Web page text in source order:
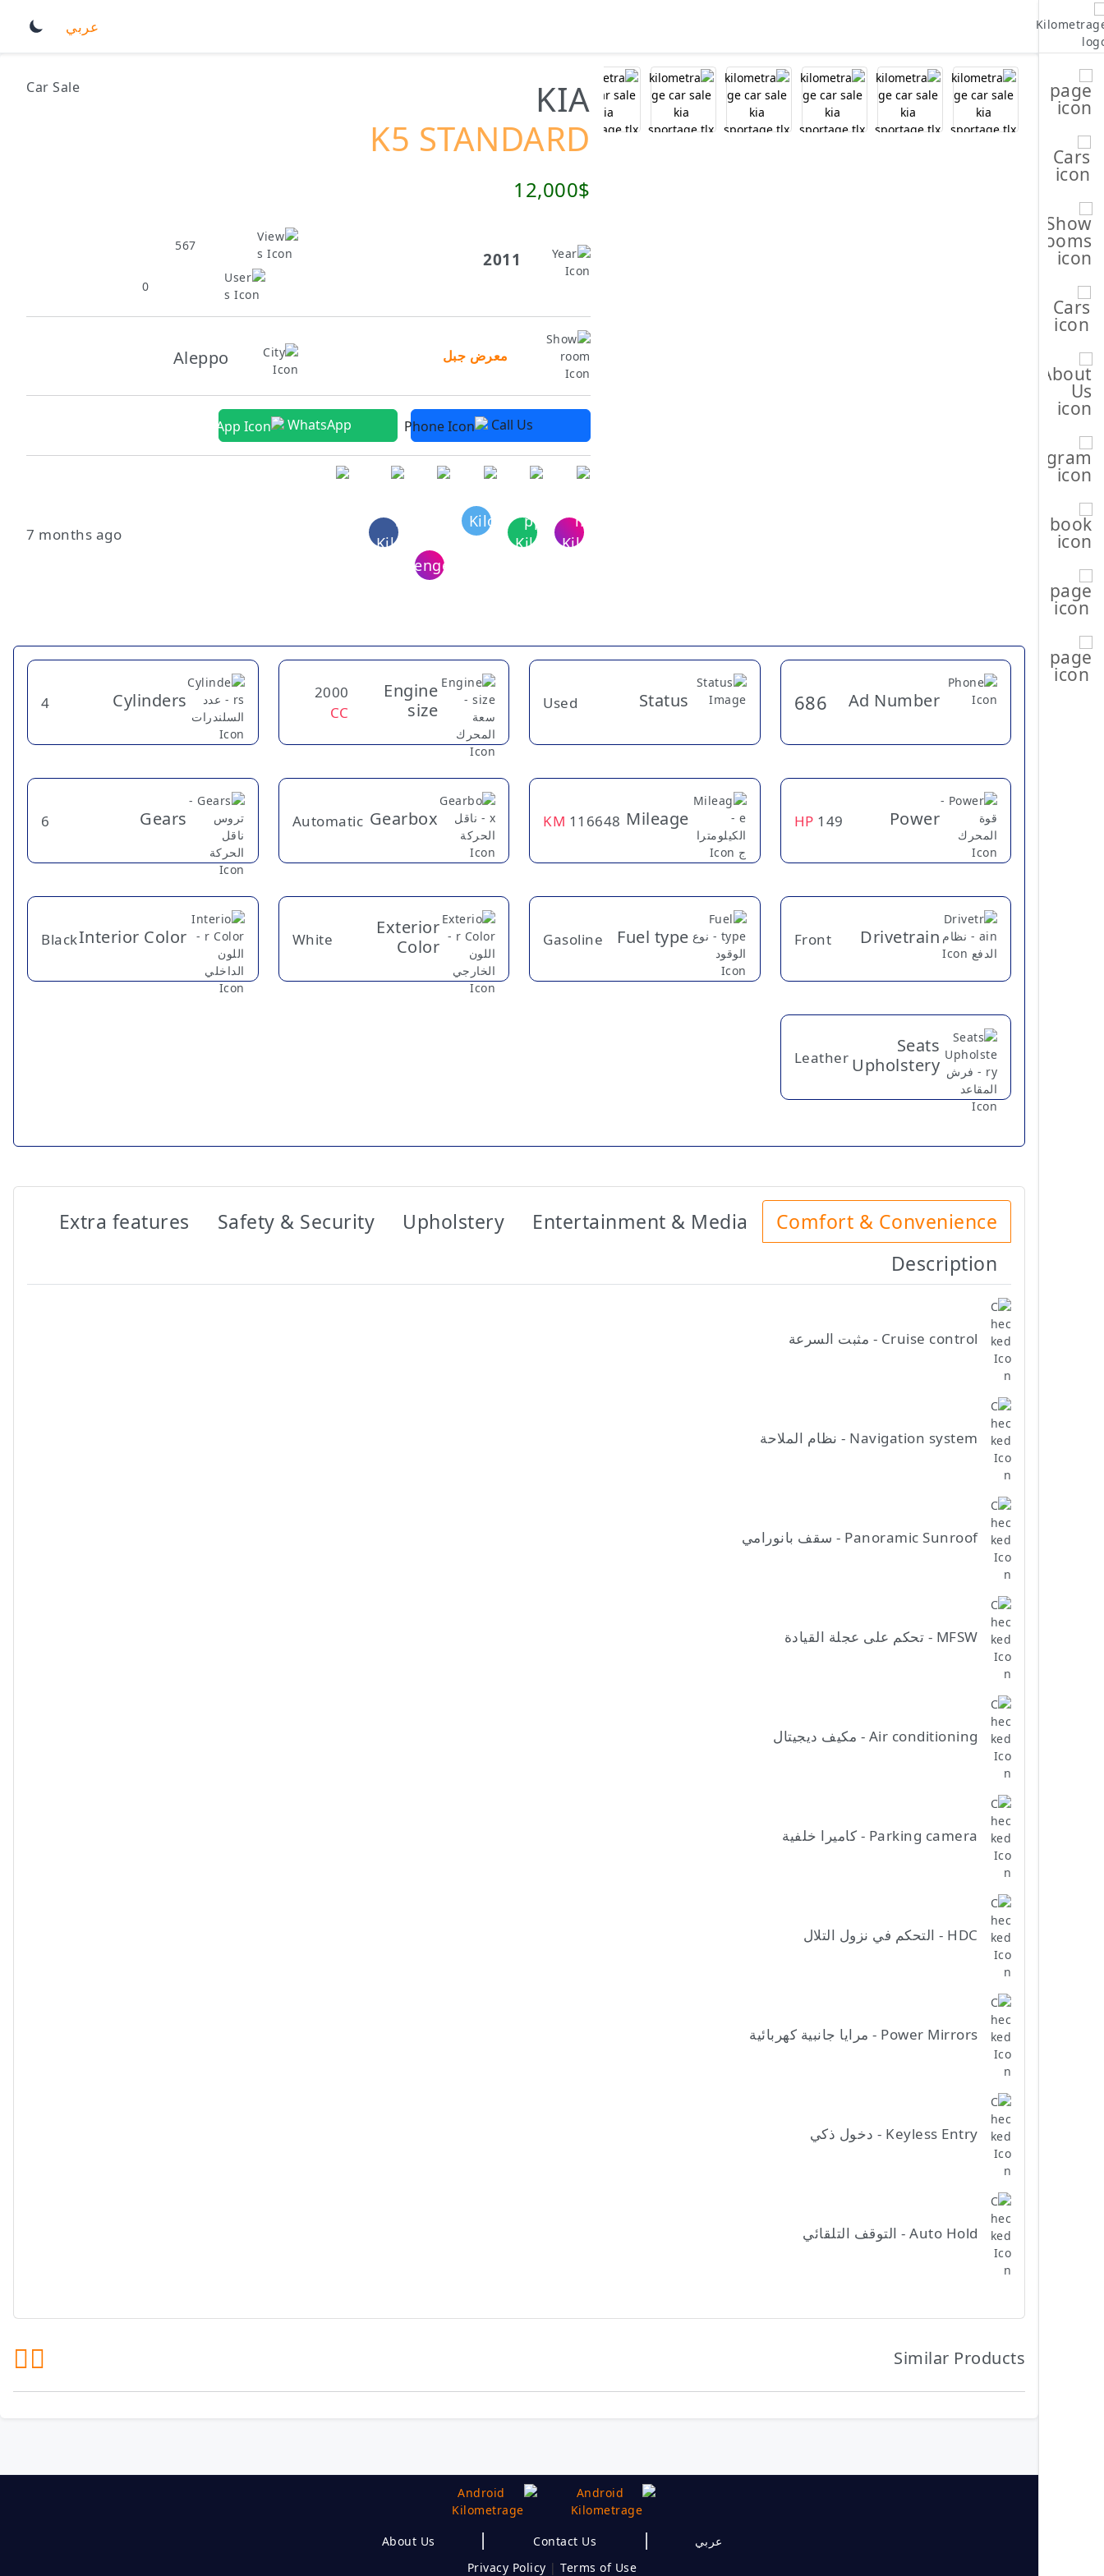
عربي
KIA
Car Sale
K5 STANDARD
12,000$
2011
567
0
معرض جبل Aleppo
Call Us
WhatsApp
7 months ago
Ad Number
686
Status
Used
Engine
size
2000
CC
Cylinders
4
Power
149
HP
Mileage
116648
KM
Gearbox
Automatic
Gears
6
Drivetrain
Front
Fuel type
Gasoline
Exterior
Color
White
Interior Color
Black
Seats
Upholstery
Leather
Comfort & Convenience
Entertainment & Media
Upholstery
Safety & Security
Extra features
Description
Cruise control - مثبت السرعة
Navigation system - نظام الملاحة
Panoramic Sunroof - سقف بانورامي
MFSW - تحكم على عجلة القيادة
Air conditioning - مكيف ديجيتال
Parking camera - كاميرا خلفية
HDC - التحكم في نزول التلال
Power Mirrors - مرايا جانبية كهربائية
Keyless Entry - دخول ذكي
Auto Hold - التوقف التلقائي
Similar Products
عربي |
About Us |
Contact Us
Privacy Policy |Terms of Use